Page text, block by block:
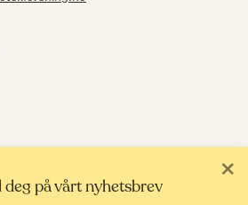
deg på vårt nyhetsbrev
×